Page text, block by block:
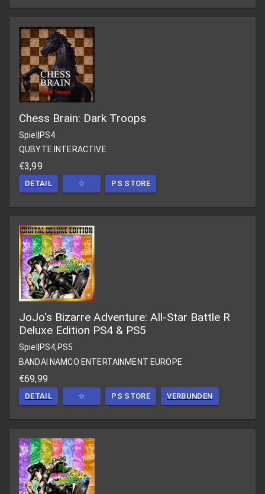
Chess Brain: Dark Troops
Spiel|PS4
QUBYTE INTERACTIVE
€3,99
DETAIL ☆ PS STORE
JoJo's Bizarre Adventure: All-Star Battle R
Deluxe Edition PS4 & PS5
Spiel
PS4,PS5
BANDAI NAMCO ENTERTAINMENT EUROPE
€69,99
DETAIL ☆ PS STORE VERBUNDEN